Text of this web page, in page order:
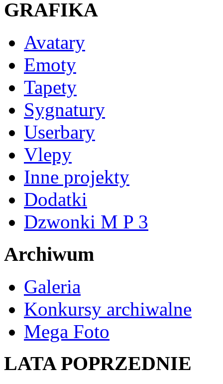
GRAFIKA
Avatary
Emoty
Tapety
Sygnatury
Userbary
Vlepy
Inne projekty
Dodatki
Dzwonki M P 3
Archiwum
Galeria
Konkursy archiwalne
Mega Foto
LATA POPRZEDNIE